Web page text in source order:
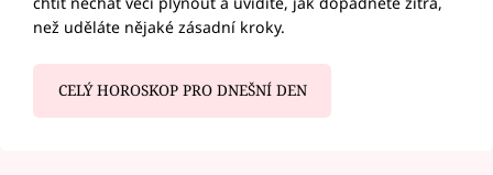
než uděláte nějaké zásadní kroky.
CELÝ HOROSKOP PRO DNEŠNÍ DEN